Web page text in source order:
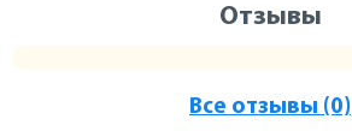
Отзывы
Все отзывы (0)